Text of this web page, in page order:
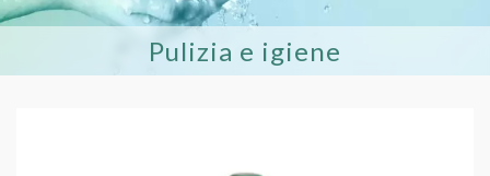
Pulizia e igiene